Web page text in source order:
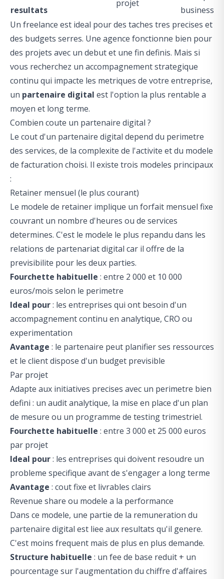
resultats
projet
business
Un freelance est ideal pour des taches tres precises et
des budgets serres. Une agence fonctionne bien pour
des projets avec un debut et une fin definis. Mais si
vous recherchez un accompagnement strategique
continu qui impacte les metriques de votre entreprise,
un partenaire digital est l'option la plus rentable a
moyen et long terme.
Combien coute un partenaire digital ?
Le cout d'un partenaire digital depend du perimetre
des services, de la complexite de l'activite et du modele
de facturation choisi. Il existe trois modeles principaux
:
Retainer mensuel (le plus courant)
Le modele de retainer implique un forfait mensuel fixe
couvrant un nombre d'heures ou de services
determines. C'est le modele le plus repandu dans les
relations de partenariat digital car il offre de la
previsibilite pour les deux parties.
Fourchette habituelle : entre 2 000 et 10 000
euros/mois selon le perimetre
Ideal pour: les entreprises qui ont besoin d'un
accompagnement continu en analytique, CRO ou
experimentation
Avantage : le partenaire peut planifier ses ressources
et le client dispose d'un budget previsible
Par projet
Adapte aux initiatives precises avec un perimetre bien
defini : un audit analytique, la mise en place d'un plan
de mesure ou un programme de testing trimestriel.
Fourchette habituelle : entre 3 000 et 25 000 euros
par projet
Ideal pour: les entreprises qui doivent resoudre un
probleme specifique avant de s'engager a long terme
Avantage : cout fixe et livrables clairs
Revenue share ou modele a la performance
Dans ce modele, une partie de la remuneration du
partenaire digital est liee aux resultats qu'il genere.
C'est moins frequent mais de plus en plus demande.
Structure habituelle : un fee de base reduit + un
pourcentage sur l'augmentation du chiffre d'affaires